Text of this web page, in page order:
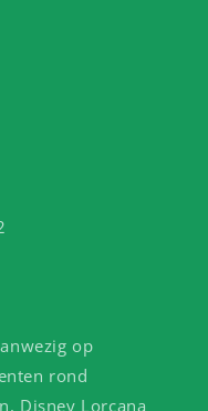
op
rond
Disney Lorcana